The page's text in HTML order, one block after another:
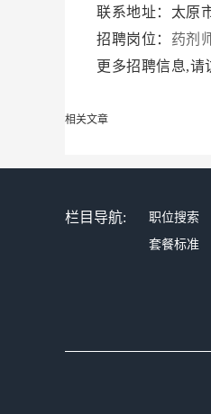
联系地址：太原
招聘岗位： 药剂
更多招聘信息,请
相关文章
栏目导航: 职位搜索
套餐标准